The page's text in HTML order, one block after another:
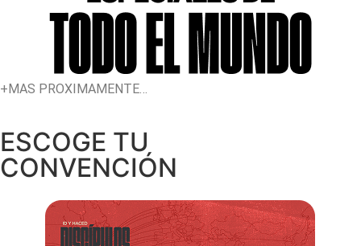
+MAS PROXIMAMENTE…
ESCOGE TU
CONVENCIÓN